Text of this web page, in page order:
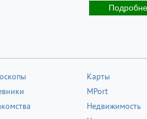
Карты
MPort
Недвижимость